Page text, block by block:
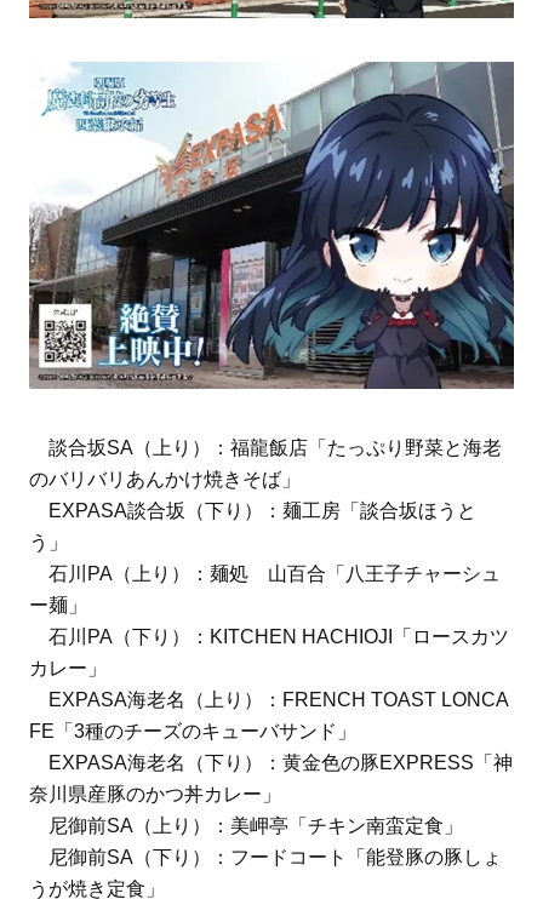
談合坂SA（上り）：福龍飯店「たっぷり野菜と海老
のバリバリあんかけ焼きそば」
EXPASA談合坂（下り）：麺工房「談合坂ほうと
う」
石川PA（上り）：麺処 山百合「八王子チャーシュ
ー麺」
石川PA（下り）：KITCHEN HACHIOJI「ロースカツ
カレー」
EXPASA海老名（上り）：FRENCH TOAST LONCA
FE「3種のチーズのキューバサンド」
EXPASA海老名（下り）：黄金色の豚EXPRESS「神
奈川県産豚のかつ丼カレー」
尼御前SA（上り）：美岬亭「チキン南蛮定食」
尼御前SA（下り）：フードコート「能登豚の豚しょ
うが焼き定食」